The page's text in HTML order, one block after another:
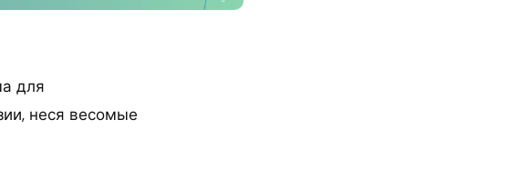
для
неся весомые